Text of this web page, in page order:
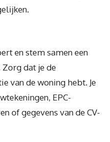
en stem samen een
dat je de
van de woning hebt. Je
EPC-
of gegevens van de CV-